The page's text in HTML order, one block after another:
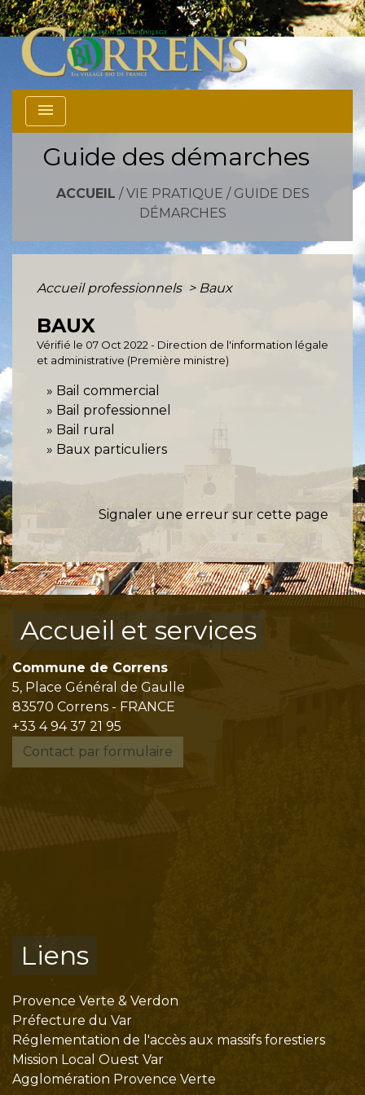
menu
Guide des démarches
ACCUEIL / VIE PRATIQUE / GUIDE DES
DÉMARCHES
Accueil professionnels > Baux
BAUX
Vérifié le 07 Oct 2022 - Direction de l'information légale
et administrative (Première ministre)
Bail commercial
Bail professionnel
Bail rural
Baux particuliers
Signaler une erreur sur cette page
Accueil et services
Commune de Correns
5, Place Général de Gaulle
83570 Correns - FRANCE
+33 4 94 37 21 95
Contact par formulaire
Liens
Provence Verte & Verdon
Préfecture du Var
Réglementation de l'accès aux massifs forestiers
Mission Local Ouest Var
Agglomération Provence Verte